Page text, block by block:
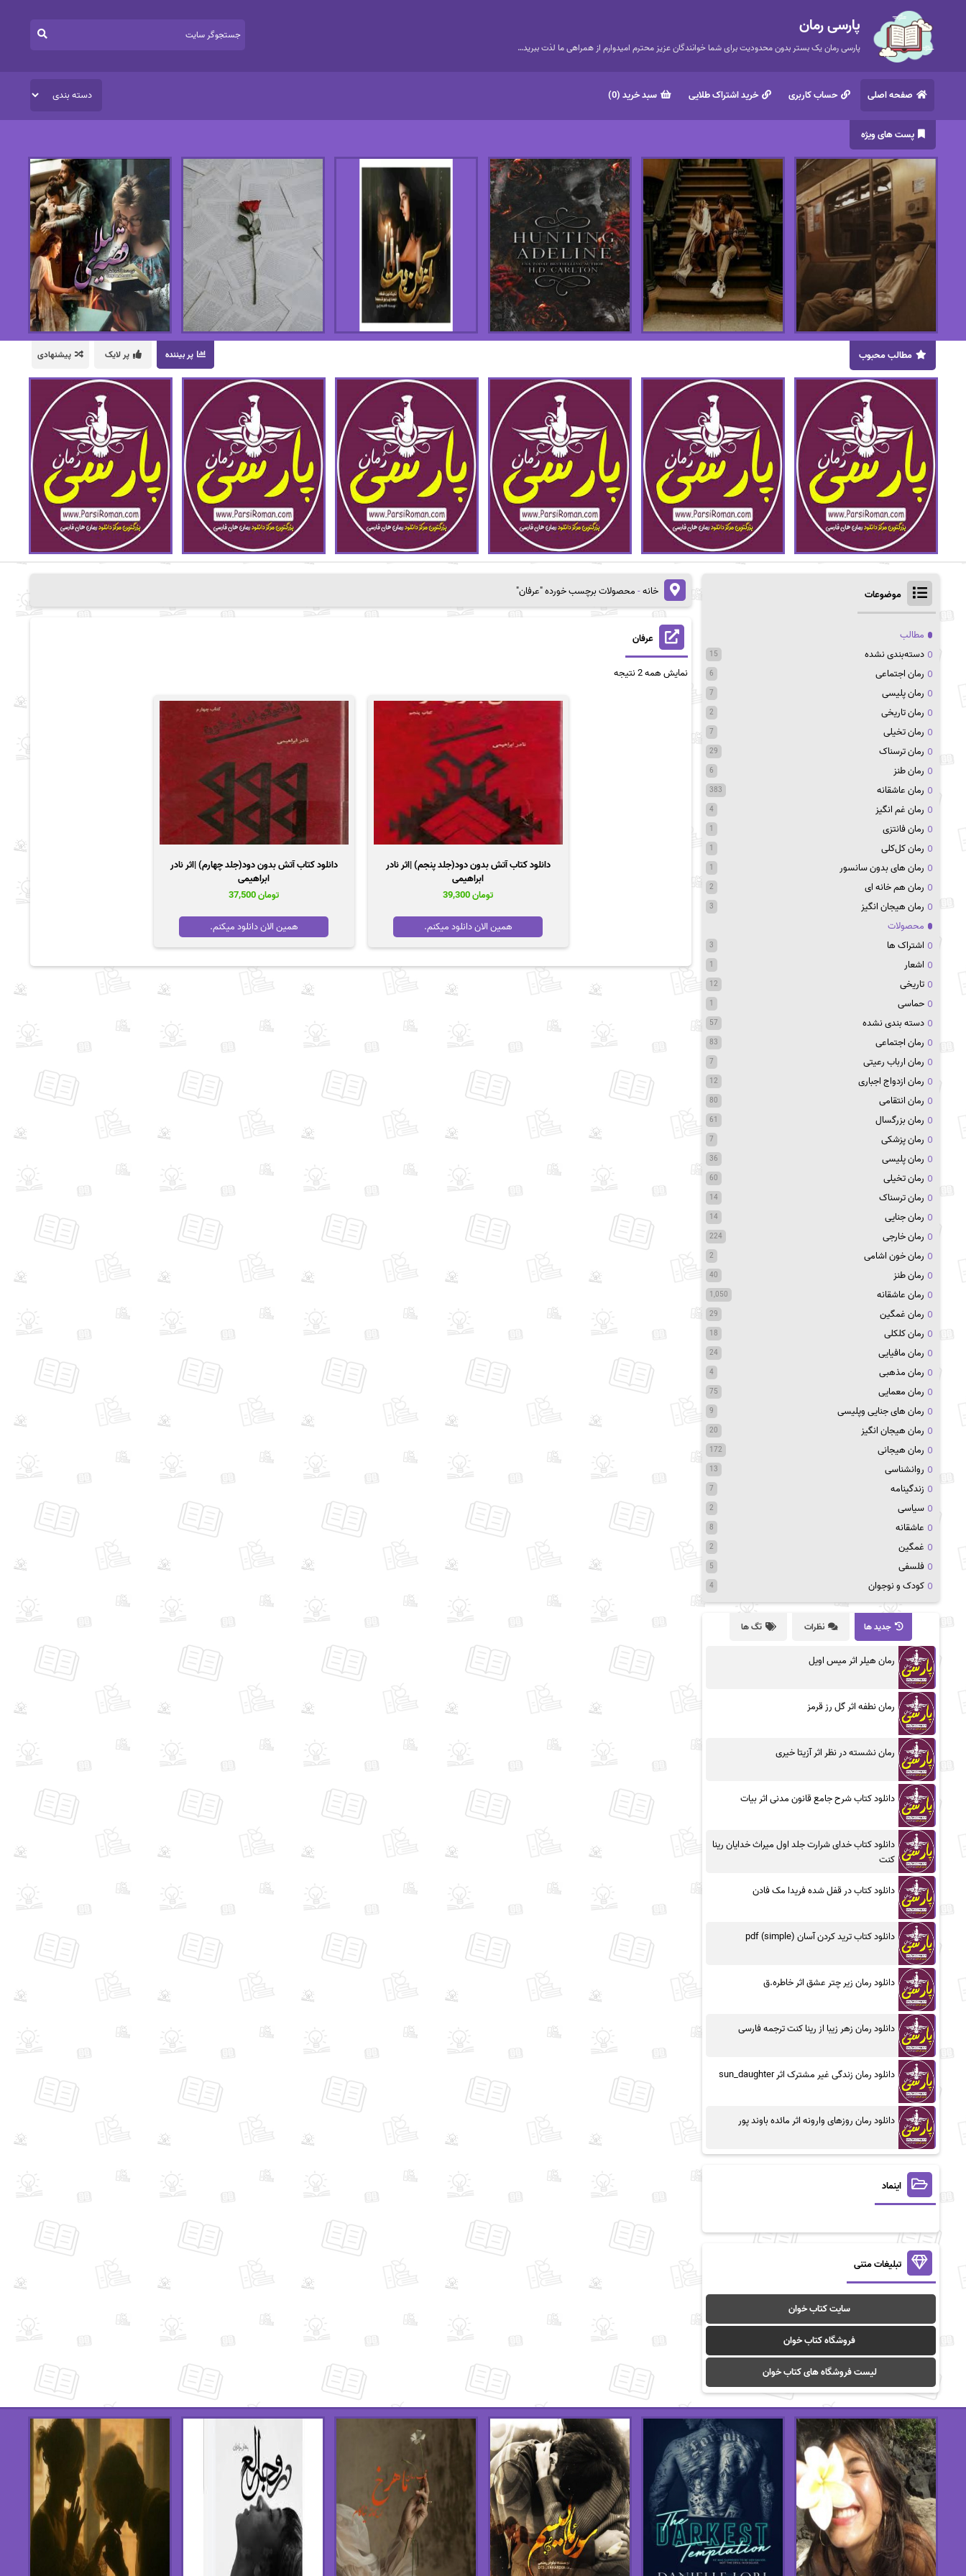
پارسی رمان
پارسی رمان یک بستر بدون محدودیت برای شما خوانندگان عزیز محترم امیدوارم از همراهی ما لذت ببرید…
صفحه اصلی حساب کاربری خرید اشتراک طلایی سبد خرید (0)
پست های ویژه
پر بیننده پر لایک پیشنهادی مطالب محبوب
خانه-محصولات برچسب خورده "عرفان"
عرفان
نمایش همه 2 نتیجه
مرتب‌سازی
دانلود کتاب آتش بدون دود(جلد پنجم) |اثر نادر
ابراهیمی
تومان
همین الان دانلود میکنم.
دانلود کتاب آتش بدون دود(جلد چهارم) |اثر نادر
ابراهیمی
تومان
همین الان دانلود میکنم.
موضوعات
مطالب
دسته‌بندی نشده
15
رمان اجتماعی 6
رمان پلیسی 7
رمان تاریخی 2
رمان تخیلی 7
رمان ترسناک 29
رمان طنز 6
رمان عاشقانه 383
رمان غم انگیز 4
رمان فانتزی 1
رمان کل‌کلی 1
رمان های بدون سانسور 1
رمان هم خانه ای 2
رمان هیجان انگیز 3
محصولات
اشتراک ها
3
اشعار 1
تاریخی 12
حماسی 1
دسته بندی نشده 57
رمان اجتماعی 83
رمان ارباب رعیتی 7
رمان ازدواج اجباری 12
رمان انتقامی 80
رمان بزرگسال 61
رمان پزشکی 7
رمان پلیسی 36
رمان تخیلی 60
رمان ترسناک 14
رمان جنایی 14
رمان خارجی 224
رمان خون اشامی 2
رمان طنز 40
رمان عاشقانه 1,050
رمان غمگین 29
رمان کلکلی 18
رمان مافیایی 24
رمان مذهبی 4
رمان معمایی 75
رمان های جنایی وپلیسی 9
رمان هیجان انگیز 20
رمان هیجانی 172
روانشناسی 13
زندگینامه 7
سیاسی 2
عاشقانه 8
غمگین 2
فلسفی 5
کودک و نوجوان 4
جدید ها نظرات تگ ها
رمان هیلر اثر میس اویل
رمان نطفه اثر گل رز قرمز
رمان نشسته در نظر اثر آزیتا خیری
دانلود کتاب شرح جامع قانون مدنی اثر بیات
دانلود کتاب خدای شرارت جلد اول میراث خدایان رینا
کنت
دانلود کتاب در قفل شده فریدا مک فادن
دانلود کتاب ترید کردن آسان (simple) pdf
دانلود رمان زیر چتر عشق اثر خاطره.ق
دانلود رمان زهر زیبا از رینا کنت ترجمه فارسی
دانلود رمان زندگی غیر مشترک اثر sun_daughter
دانلود رمان روزهای وارونه اثر مائده باوند پور
اینماد
تبلیغات متنی
سایت کتاب خوان
فروشگاه کتاب خوان
لیست فروشگاه های کتاب خوان